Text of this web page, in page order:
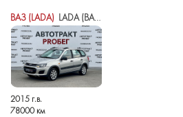
ВАЗ (LADA) LADA (ВАЗ) KALINA II
2015 г.в.
78000 км